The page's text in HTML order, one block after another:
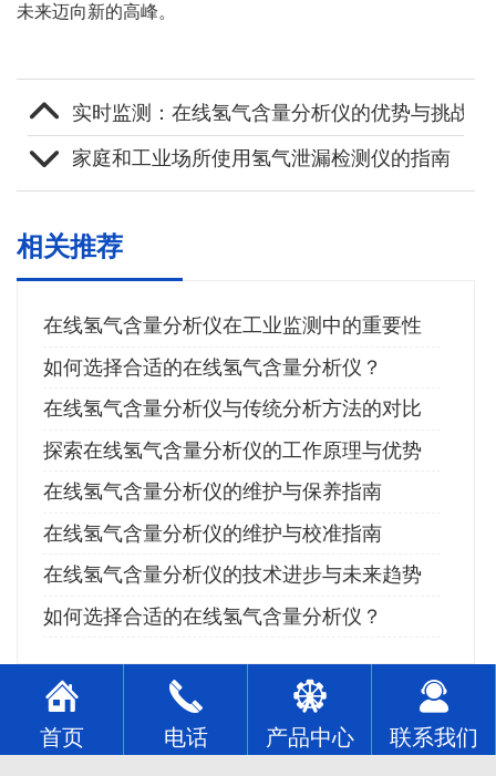
未来迈向新的高峰。
实时监测：在线氢气含量分析仪的优势与挑战
家庭和工业场所使用氢气泄漏检测仪的指南
相关推荐
在线氢气含量分析仪在工业监测中的重要性
如何选择合适的在线氢气含量分析仪？
在线氢气含量分析仪与传统分析方法的对比
探索在线氢气含量分析仪的工作原理与优势
在线氢气含量分析仪的维护与保养指南
在线氢气含量分析仪的维护与校准指南
在线氢气含量分析仪的技术进步与未来趋势
如何选择合适的在线氢气含量分析仪？
首页 电话 产品中心 联系我们